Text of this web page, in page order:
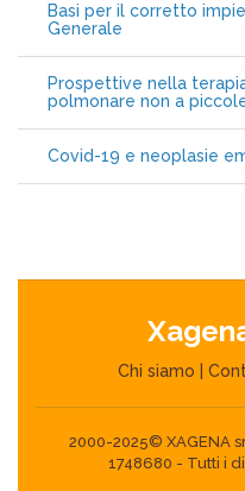
Basi per il corretto
Generale
Prospettive nella
polmonare non a
Covid-19 e neoplasie
Chi siamo
2000-2025© XAGENA
1748680 - Tutti i